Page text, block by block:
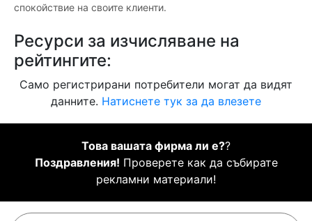
спокойствие на своите клиенти.
Ресурси за изчисляване на
рейтингите:
Само регистрирани потребители могат да видят
данните. Натиснете тук за да влезете
Това вашата фирма ли е??
Поздравления! Проверете как да събирате
рекламни материали!